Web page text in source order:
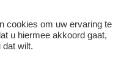
cookies om uw ervaring te
u hiermee akkoord gaat,
dat wilt.